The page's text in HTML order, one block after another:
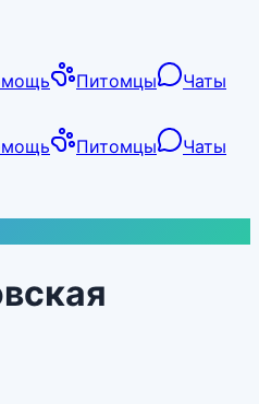
Питомцы
Чаты
Питомцы
Чаты